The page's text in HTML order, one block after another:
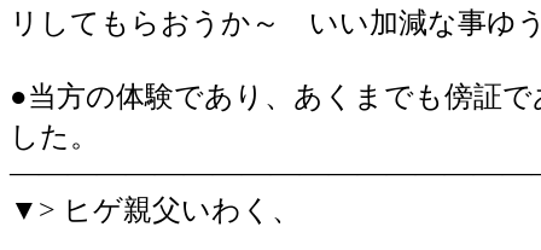
リしてもらおうか～ いい加減な事ゆ
●当方の体験であり、あくまでも傍証
した。
▼> ヒゲ親父いわく、